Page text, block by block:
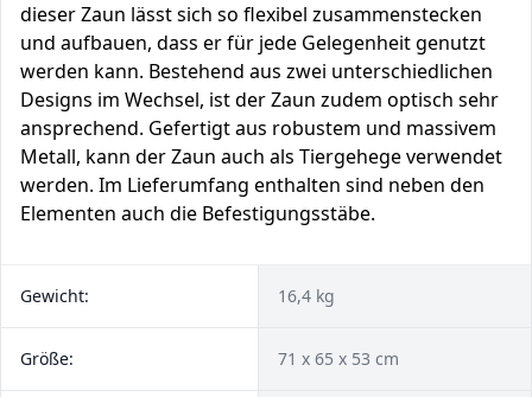
dieser Zaun lässt sich so flexibel zusammenstecken
und aufbauen, dass er für jede Gelegenheit genutzt
werden kann. Bestehend aus zwei unterschiedlichen
Designs im Wechsel, ist der Zaun zudem optisch sehr
ansprechend. Gefertigt aus robustem und massivem
Metall, kann der Zaun auch als Tiergehege verwendet
werden. Im Lieferumfang enthalten sind neben den
Elementen auch die Befestigungsstäbe.
Gewicht: 16,4 kg
Größe: 71 x 65 x 53 cm